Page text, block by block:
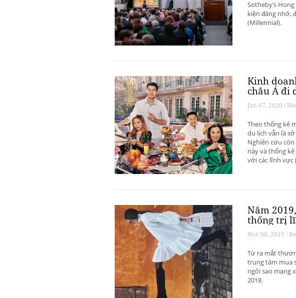
Sotheby’s
kiện đáng nhớ,
(Millennial).
Kinh
châu Á đi
hướng có
lịch
Jan 07, 2020 /
Theo thống kê
du lịch vẫn là
Nghiên cứu
này và thống
với các lĩnh vực
Năm
thống trị
đẹp
Nov 08, 2019 /
Từ ra mắt
trung tâm mua
ngôi sao mạng
2018.